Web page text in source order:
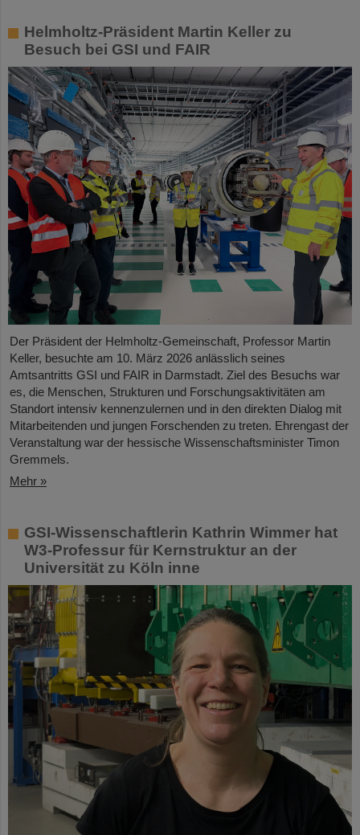
Helmholtz-Präsident Martin Keller zu
Besuch bei GSI und FAIR
Der Präsident der Helmholtz-Gemeinschaft, Professor Martin
Keller, besuchte am 10. März 2026 anlässlich seines
Amtsantritts GSI und FAIR in Darmstadt. Ziel des Besuchs war
es, die Menschen, Strukturen und Forschungsaktivitäten am
Standort intensiv kennenzulernen und in den direkten Dialog mit
Mitarbeitenden und jungen Forschenden zu treten. Ehrengast der
Veranstaltung war der hessische Wissenschaftsminister Timon
Gremmels.
Mehr »
GSI-Wissenschaftlerin Kathrin Wimmer hat
W3-Professur für Kernstruktur an der
Universität zu Köln inne